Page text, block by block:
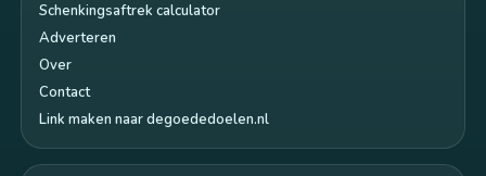
Schenkingsaftrek calculator
Adverteren
Over
Contact
Link maken naar degoededoelen.nl